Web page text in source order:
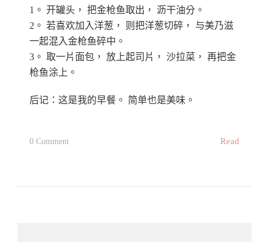
1。 开罐头， 把金枪鱼取出， 沥干油分。
2。 若喜欢加入洋葱， 则把洋葱切碎， 与美乃滋
一起混入金枪鱼碎中。
3。 取一片面包， 放上起司片， 沙拉菜， 再把金
枪鱼涂上。
后记：这是我的早餐。 简单也是美味。
0 CommentOn
Read